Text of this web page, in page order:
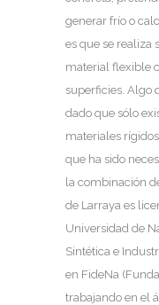
generar frío o
es que se realiza
material flexible
superficies. Algo
dado que sólo
materiales
que ha sido
la combinación
de Larraya es
Universidad de
Sintética e
en FideNa
trabajando en el